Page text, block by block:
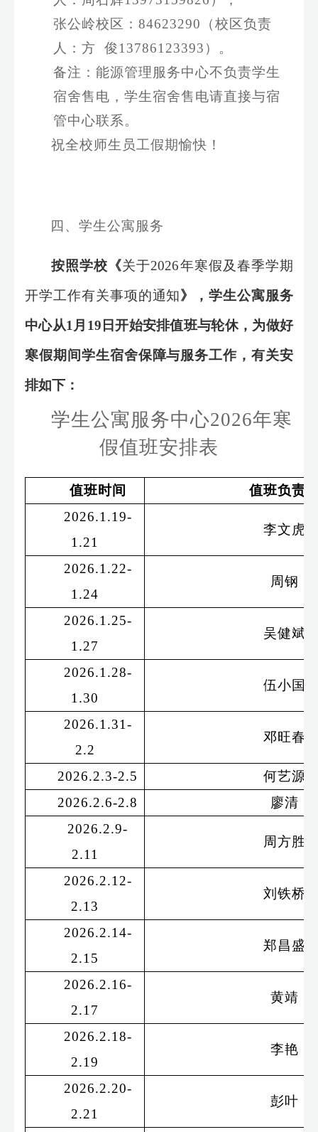
张公岭校区： 84623290 （校区负责
人： 方 俊13786123393 ）。
备注： 能源管理服务中心不负责学生
宿舍售电，学生宿舍售电请直接与宿
管中心联系。
祝全校师生员工假期愉快！
四、学生公寓服务
按照学校《关于2026年寒假及春季学期
开学工作有关事项的通知》，学生公寓服务
中心从1 月 19 日开始安排值班与轮休，为做好
寒假期间学生宿舍保障与服务工作，有关安
排如下：
学生公寓服务中心2026年寒
假值班安排表
值班时间
值班负责
2026.1.19-
1.21
李文虎
2026.1.22-
1.24
周钢
2026.1.25-
1.27
吴健斌
2026.1.28-
1.30
伍小国
2026.1.31-
2.2
邓旺春
2026.2.3-2.5
何艺源
2026.2.6-2.8
廖清
2026.2.9-
2.11
周方胜
2026.2.12-
2.13
刘铁桥
2026.2.14-
2.15
郑昌盛
2026.2.16-
2.17
黄靖
2026.2.18-
2.19
李艳
2026.2.20-
2.21
彭叶